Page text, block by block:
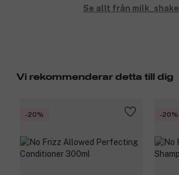
Se allt från milk_shake
Vi rekommenderar detta till dig
-20% -20%